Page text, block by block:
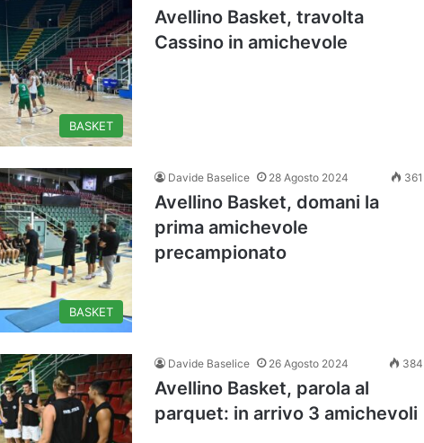
BASKET
Avellino Basket, travolta
Cassino in amichevole
BASKET
Davide Baselice 28 Agosto 2024 361
Avellino Basket, domani la
prima amichevole
precampionato
Davide Baselice 26 Agosto 2024 384
Avellino Basket, parola al
parquet: in arrivo 3 amichevoli